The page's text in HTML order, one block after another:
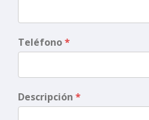
Teléfono*
Descripción *